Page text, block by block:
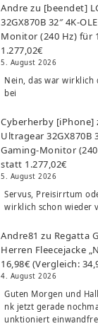
Andre zu [beendet]
32GX870B 32″ 4K-
Monitor (240 Hz) für
1.277,02€
5. August 2026
Nein, das war wirklich
bei
Cyberherby [iPhone]
Ultragear 32GX870B
Gaming-Monitor
statt 1.277,02€
5. August 2026
Servus, Preisirrtum
wirklich schon wieder
Andre81 zu Regatta
Herren Fleecejacke
16,98€ (Vergleich:
4. August 2026
Guten Morgen und
nk jetzt gerade
unktioniert